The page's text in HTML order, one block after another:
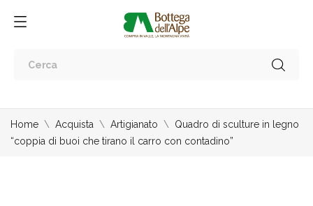
Home Acquista Artigianato
Quadro di sculture in legno
“coppia di buoi che tirano il carro con contadino”